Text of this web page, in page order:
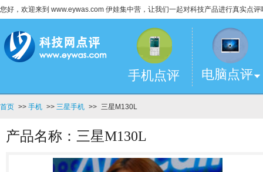
您好，欢迎来到 www.eywas.com 伊娃集中营，让我们一起对科技产品进行真实点评
手机点评 电脑点评
首页 >> 手机 >> 三星手机 >> 三星M130L
产品名称：三星M130L